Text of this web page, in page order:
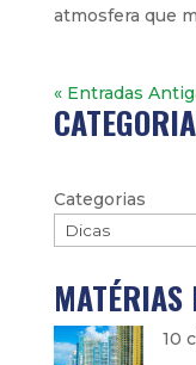
atmosfera que
« Entradas
Categorias
MATÉRIAS
10